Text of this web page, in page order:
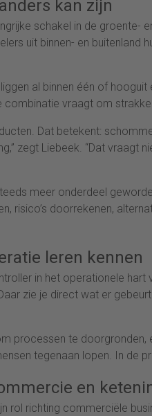
kan zijn
schakel in de groente-
uit binnen- en buitenland
al binnen één of
combinatie vraagt om
Dat betekent:
zegt Liebeek. “Dat vraagt
meer onderdeel
risico’s doorrekenen,
leren kennen
in het operationele
zie je direct wat er
processen te
tegenaan lopen. In de
en
rol richting commerciële